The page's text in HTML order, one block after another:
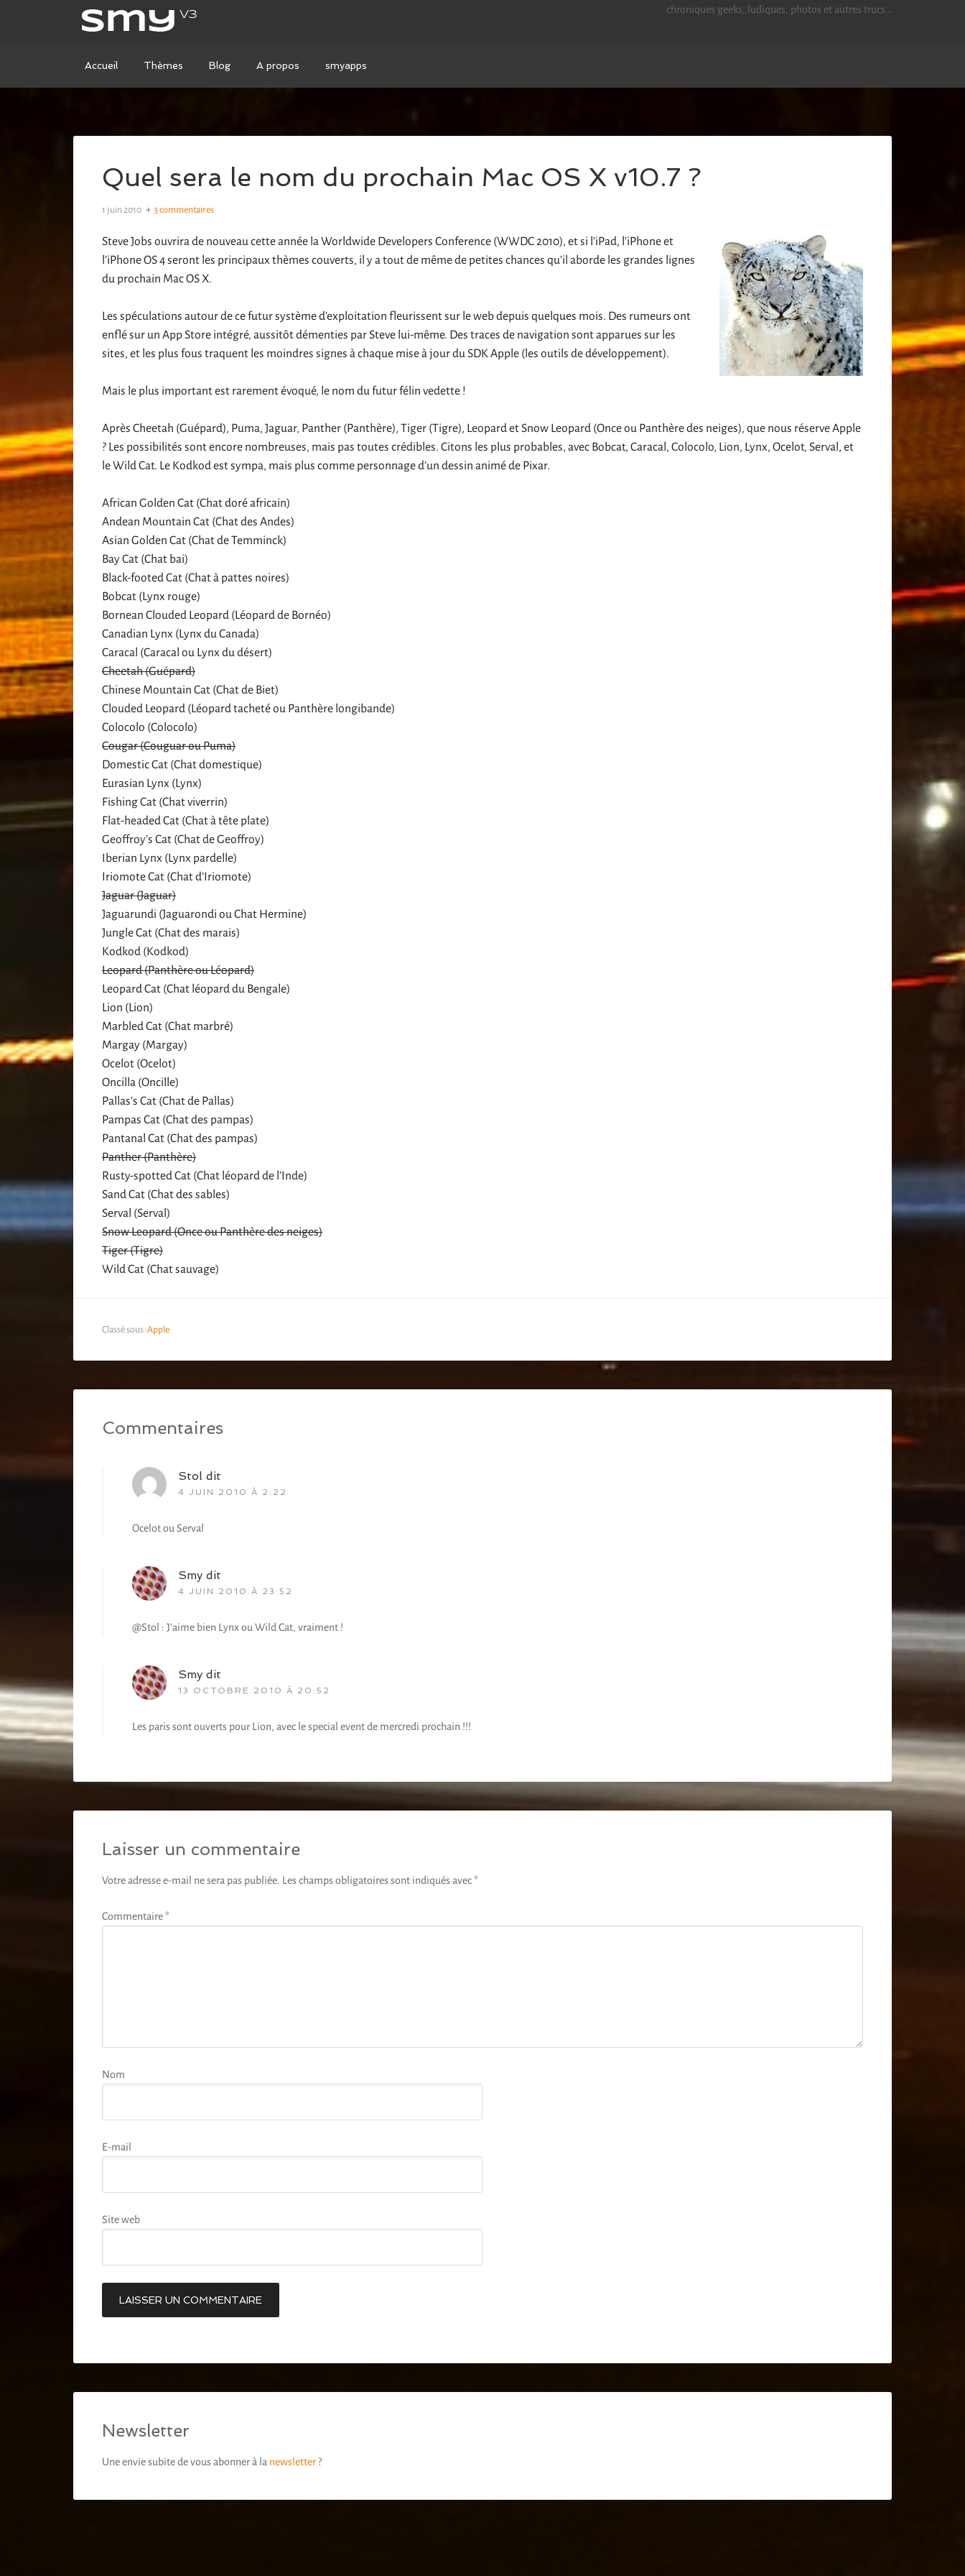
chroniques geeks, ludiques, photos et autres trucs…
Accueil Thèmes Blog A propos smyapps
Quel sera le nom du prochain Mac OS X v10.7 ?
1 juin 2010 3 commentaires
Steve Jobs ouvrira de nouveau cette année la Worldwide Developers Conference (WWDC 2010), et si l’iPad, l’iPhone et
l’iPhone OS 4 seront les principaux thèmes couverts, il y a tout de même de petites chances qu’il aborde les grandes lignes
du prochain Mac OS X.
Les spéculations autour de ce futur système d’exploitation fleurissent sur le web depuis quelques mois. Des rumeurs ont
enflé sur un App Store intégré, aussitôt démenties par Steve lui-même. Des traces de navigation sont apparues sur les
sites, et les plus fous traquent les moindres signes à chaque mise à jour du SDK Apple (les outils de développement).
Mais le plus important est rarement évoqué, le nom du futur félin vedette !
Après Cheetah (Guépard), Puma, Jaguar, Panther (Panthère), Tiger (Tigre), Leopard et Snow Leopard (Once ou Panthère des neiges), que nous réserve Apple
? Les possibilités sont encore nombreuses, mais pas toutes crédibles. Citons les plus probables, avec Bobcat, Caracal, Colocolo, Lion, Lynx, Ocelot, Serval, et
le Wild Cat. Le Kodkod est sympa, mais plus comme personnage d’un dessin animé de Pixar.
African Golden Cat (Chat doré africain)
Andean Mountain Cat (Chat des Andes)
Asian Golden Cat (Chat de Temminck)
Bay Cat (Chat bai)
Black-footed Cat (Chat à pattes noires)
Bobcat (Lynx rouge)
Bornean Clouded Leopard (Léopard de Bornéo)
Canadian Lynx (Lynx du Canada)
Caracal (Caracal ou Lynx du désert)
Cheetah (Guépard)
Chinese Mountain Cat (Chat de Biet)
Clouded Leopard (Léopard tacheté ou Panthère longibande)
Colocolo (Colocolo)
Cougar (Couguar ou Puma)
Domestic Cat (Chat domestique)
Eurasian Lynx (Lynx)
Fishing Cat (Chat viverrin)
Flat-headed Cat (Chat à tête plate)
Geoffroy’s Cat (Chat de Geoffroy)
Iberian Lynx (Lynx pardelle)
Iriomote Cat (Chat d’Iriomote)
Jaguar (Jaguar)
Jaguarundi (Jaguarondi ou Chat Hermine)
Jungle Cat (Chat des marais)
Kodkod (Kodkod)
Leopard (Panthère ou Léopard)
Leopard Cat (Chat léopard du Bengale)
Lion (Lion)
Marbled Cat (Chat marbré)
Margay (Margay)
Ocelot (Ocelot)
Oncilla (Oncille)
Pallas’s Cat (Chat de Pallas)
Pampas Cat (Chat des pampas)
Pantanal Cat (Chat des pampas)
Panther (Panthère)
Rusty-spotted Cat (Chat léopard de l’Inde)
Sand Cat (Chat des sables)
Serval (Serval)
Snow Leopard (Once ou Panthère des neiges)
Tiger (Tigre)
Wild Cat (Chat sauvage)
Classé sous :Apple
Commentaires
Stol dit
4 JUIN 2010 À 2:22
Ocelot ou Serval
Smy dit
4 JUIN 2010 À 23:52
@Stol : J’aime bien Lynx ou Wild Cat, vraiment !
Smy dit
13 OCTOBRE 2010 À 20:52
Les paris sont ouverts pour Lion, avec le special event de mercredi prochain !!!
Laisser un commentaire
Votre adresse e-mail ne sera pas publiée. Les champs obligatoires sont indiqués avec*
Commentaire*
Nom
E-mail
Site web
Newsletter
Une envie subite de vous abonner à la newsletter ?